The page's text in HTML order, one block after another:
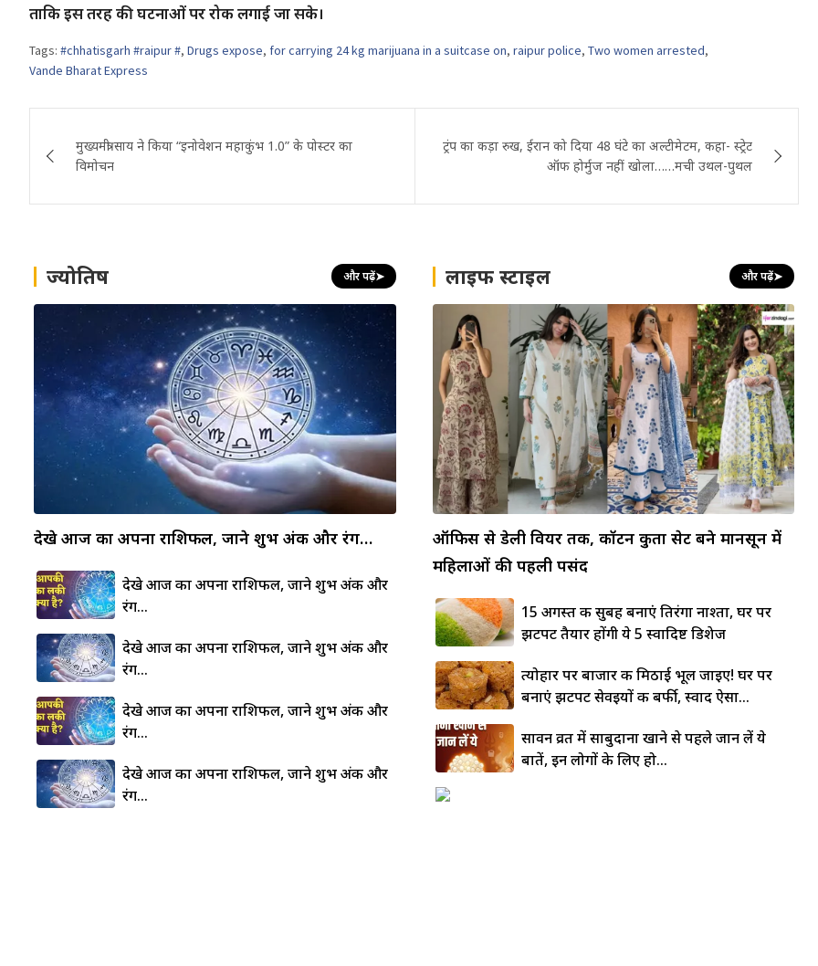
ताकि इस तरह की घटनाओं पर रोक लगाई जा सके।
Tags: #chhatisgarh #raipur #, Drugs expose, for carrying 24 kg marijuana in a suitcase on, raipur police, Two women arrested,
Vande Bharat Express
navigation
मुख्यमंत्री साय ने किया “इनोवेशन महाकुंभ 1.0” के पोस्टर का
विमोचन
ट्रंप का कड़ा रुख, ईरान को दिया 48 घंटे का अल्टीमेटम, कहा- स्ट्रेट
ऑफ होर्मुज नहीं खोला……मची उथल-पुथल
ज्योतिष और पढ़ें➤
देखे आज का अपना राशिफल, जाने शुभ अंक और रंग…
देखे आज का अपना राशिफल, जाने शुभ अंक और
रंग…
देखे आज का अपना राशिफल, जाने शुभ अंक और
रंग…
देखे आज का अपना राशिफल, जाने शुभ अंक और
रंग…
देखे आज का अपना राशिफल, जाने शुभ अंक और
रंग…
लाइफ स्टाइल और पढ़ें➤
ऑफिस से डेली वियर तक, कॉटन कुर्ता सेट बने मानसून में
महिलाओं की पहली पसंद
15 अगस्त की सुबह बनाएं तिरंगा नाश्ता, घर पर
झटपट तैयार होंगी ये 5 स्वादिष्ट डिशेज
त्योहार पर बाजार की मिठाई भूल जाइए! घर पर
बनाएं झटपट सेवइयों की बर्फी, स्वाद ऐसा...
सावन व्रत में साबुदाना खाने से पहले जान लें ये
बातें, इन लोगों के लिए हो...